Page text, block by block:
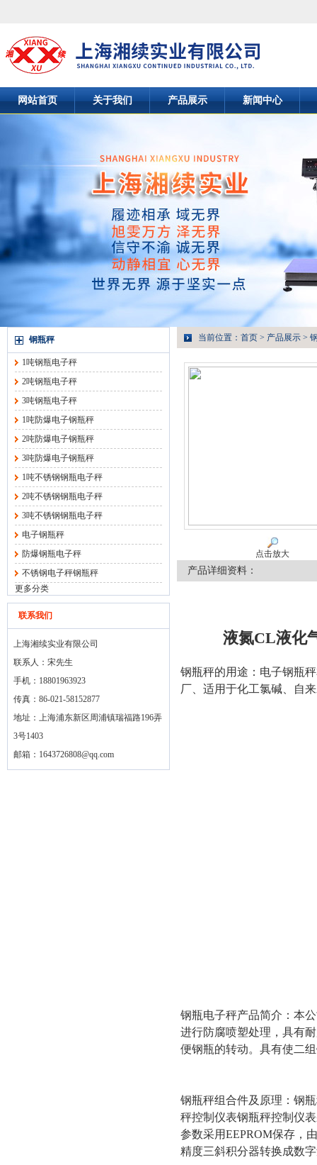
网站首页 关于我们 产品展示 新闻中心
钢瓶秤
1吨钢瓶电子秤
2吨钢瓶电子秤
3吨钢瓶电子秤
1吨防爆电子钢瓶秤
2吨防爆电子钢瓶秤
3吨防爆电子钢瓶秤
1吨不锈钢钢瓶电子秤
2吨不锈钢钢瓶电子秤
3吨不锈钢钢瓶电子秤
电子钢瓶秤
防爆钢瓶电子秤
不锈钢电子秤钢瓶秤
更多分类
联系我们
上海湘续实业有限公司
联系人：宋先生
手机：18801963923
传真：86-021-58152877
地址：上海浦东新区周浦镇瑞福路196弄
3号1403
邮箱： 1643726808@qq.com
当前位置： 首页 > 产品展示 >
点击放大
产品详细资料：
液氮CL液化
钢瓶秤的用途：电子钢瓶
厂、适用于化工氯碱、自
钢瓶电子秤产品简介：本
进行防腐喷塑处理，具有
便钢瓶的转动。具有使二
钢瓶秤组合件及原理：钢
秤控制仪表钢瓶秤控制仪
参数采用EEPROM保存，
精度三斜积分器转换成数